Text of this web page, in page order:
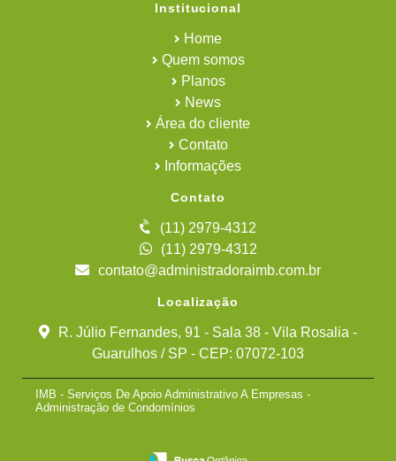
Institucional
Home
Quem somos
Planos
News
Área do cliente
Contato
Informações
Contato
(11) 2979-4312
(11) 2979-4312
contato@administradoraimb.com.br
Localização
R. Júlio Fernandes, 91 - Sala 38 - Vila Rosalia -
Guarulhos / SP - CEP: 07072-103
IMB - Serviços De Apoio Administrativo A Empresas -
Administração de Condomínios